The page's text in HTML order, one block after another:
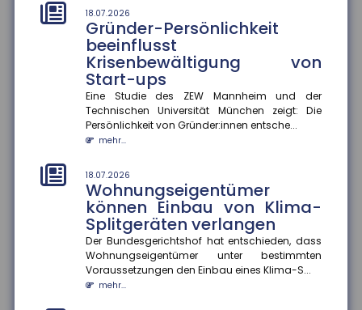
18.07.2026
Gründer-Persönlichkeit
beeinflusst
Krisenbewältigung von
Start-ups
Eine Studie des ZEW Mannheim und der
Technischen Universität München zeigt: Die
Persönlichkeit von Gründer:innen entsche...
mehr...
18.07.2026
Wohnungseigentümer
können Einbau von Klima-
Splitgeräten verlangen
Der Bundesgerichtshof hat entschieden, dass
Wohnungseigentümer unter bestimmten
Voraussetzungen den Einbau eines Klima-S...
mehr...
Fünf Jahre nach der Ahrtalflut:
Versicherer fordern mehr
Tempo bei Prävention und
Klimafolgenanpassung
Fünf Jahre nach der verheerenden Flutkatastrophe im
Ahrtal warnt der Gesamtverband der Deutschen
Versicherer (GDV) davor...
mehr...
Erwerbstätigkeit im Ruhestand
Eine aktuelle Studie zeigt, dass höhere
Renteneinkommen die Erwerbstätigkeit im Ruhestand
moderat senken. Ein zusätzlic...
mehr...
14.07.2026
Hitzewellen: So schützen Sie sich